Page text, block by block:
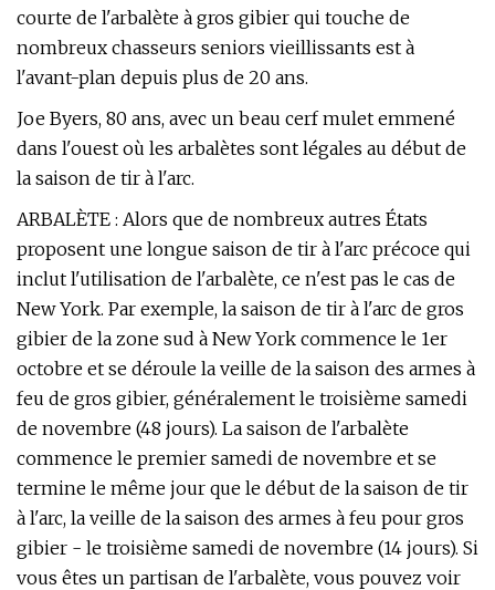
courte de l'arbalète à gros gibier qui touche de
nombreux chasseurs seniors vieillissants est à
l'avant-plan depuis plus de 20 ans.
Joe Byers, 80 ans, avec un beau cerf mulet emmené
dans l'ouest où les arbalètes sont légales au début de
la saison de tir à l'arc.
ARBALÈTE : Alors que de nombreux autres États
proposent une longue saison de tir à l'arc précoce qui
inclut l'utilisation de l'arbalète, ce n'est pas le cas de
New York. Par exemple, la saison de tir à l'arc de gros
gibier de la zone sud à New York commence le 1er
octobre et se déroule la veille de la saison des armes à
feu de gros gibier, généralement le troisième samedi
de novembre (48 jours). La saison de l'arbalète
commence le premier samedi de novembre et se
termine le même jour que le début de la saison de tir
à l'arc, la veille de la saison des armes à feu pour gros
gibier - le troisième samedi de novembre (14 jours). Si
vous êtes un partisan de l'arbalète, vous pouvez voir